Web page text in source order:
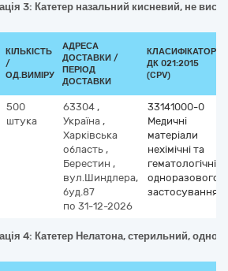
3: Катетер назальний кисневий, не
КІЛЬКІСТЬ
/
ОД.ВИМІРУ
АДРЕСА
ДОСТАВКИ /
ПЕРІОД
ДОСТАВКИ
КЛАСИФІКАТОР
ДК 021:2015
(CPV)
500
штука
63304 ,
Україна ,
Харківська
область ,
Берестин ,
вул.Шиндлера,
буд.87
по 31-12-2026
33141000-0
Медичні
матеріали
нехімічні та
гематологічні
одноразового
застосування
4: Катетер Нелатона, стерильний,